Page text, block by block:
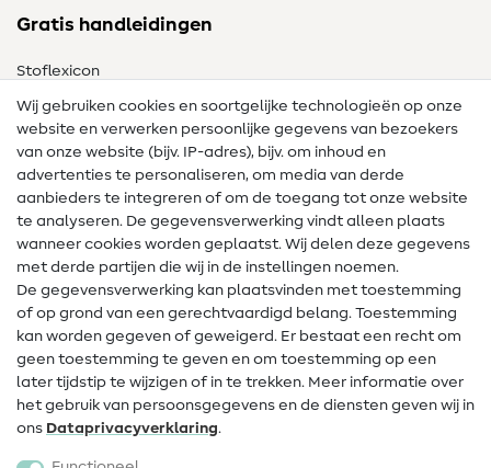
Gratis handleidingen
Stoflexicon
Naailexicon
Gratis Naaipatronen
Hulp & contact
Contact
Wijziging van eigenaar
FAQ
Herroepingsrecht
Populair
Wij gebruiken cookies en soortgelijke technologieën op onze
website en verwerken persoonlijke gegevens van bezoekers
van onze website (bijv. IP-adres), bijv. om inhoud en
advertenties te personaliseren, om media van derde
aanbieders te integreren of om de toegang tot onze website
te analyseren. De gegevensverwerking vindt alleen plaats
wanneer cookies worden geplaatst. Wij delen deze gegevens
met derde partijen die wij in de instellingen noemen.
De gegevensverwerking kan plaatsvinden met toestemming
of op grond van een gerechtvaardigd belang. Toestemming
kan worden gegeven of geweigerd. Er bestaat een recht om
geen toestemming te geven en om toestemming op een
later tijdstip te wijzigen of in te trekken. Meer informatie over
het gebruik van persoonsgegevens en de diensten geven wij in
ons Data­privacy­verklaring.